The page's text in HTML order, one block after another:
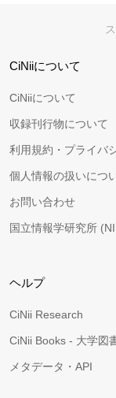
CiNiiについて
CiNiiについて
収録刊行物について
利用規約・プライバ
個人情報の扱いにつ
お問い合わせ
国立情報学研究所
ヘルプ
CiNii Research
CiNii Books - 大学図
メタデータ・API